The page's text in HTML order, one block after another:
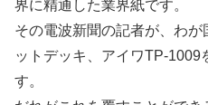
界に精通した業界紙です。
その電波新聞の記者が、わ
ットデッキ、アイワTP-1009
す。